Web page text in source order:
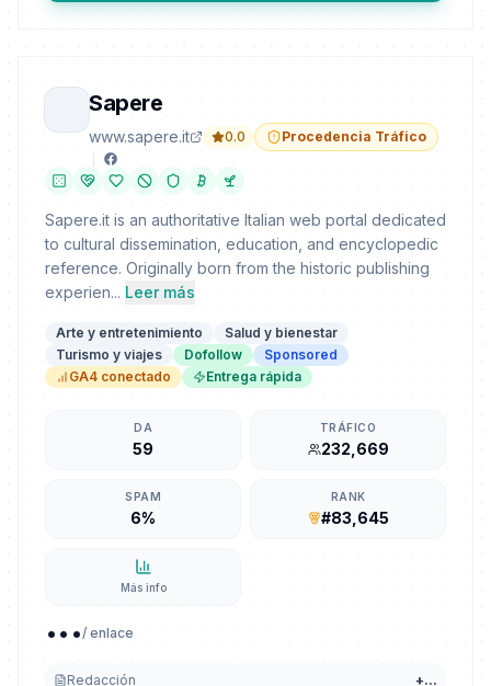
Sapere
www.sapere.it 0.0 Procedencia Tráfico
Sapere.it is an authoritative Italian web portal dedicated
to cultural dissemination, education, and encyclopedic
reference. Originally born from the historic publishing
experien... Leer más
Arte y entretenimiento
Salud y bienestar
Turismo y viajes
Dofollow
Sponsored
GA4 conectado
Entrega rápida
DA
59
TRÁFICO
232,669
SPAM
6%
RANK
#83,645
Más info
.../ enlace
Redacción +...